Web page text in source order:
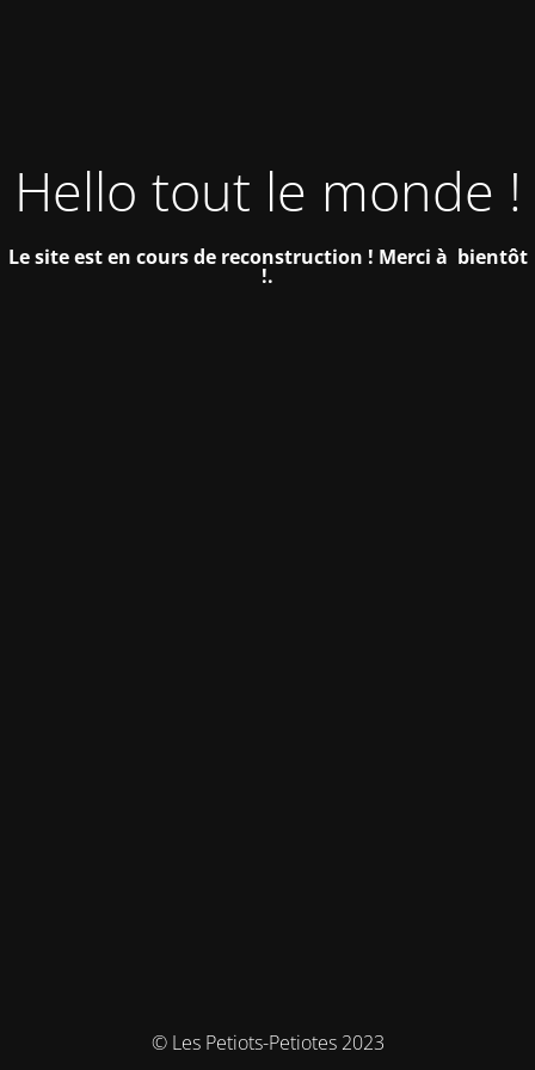
Hello tout le monde !
Le site est en cours de reconstruction ! Merci à bientôt
!.
© Les Petiots-Petiotes 2023